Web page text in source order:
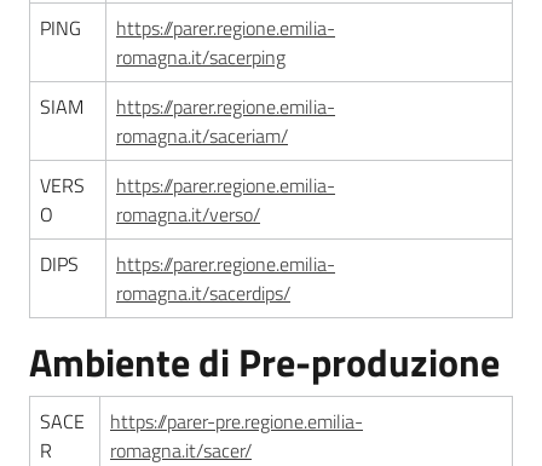
Romagna
Polo archivistico
Archivio storico
Conservazione
Argomenti
PING
https://parer.regione.emilia-
romagna.it/sacerping
SIAM
https://parer.regione.emilia-
romagna.it/saceriam/
VERS
O
https://parer.regione.emilia-
romagna.it/verso/
DIPS
https://parer.regione.emilia-
romagna.it/sacerdips/
Ambiente di Pre-produzione
SACE
R
https://parer-pre.regione.emilia-
romagna.it/sacer/